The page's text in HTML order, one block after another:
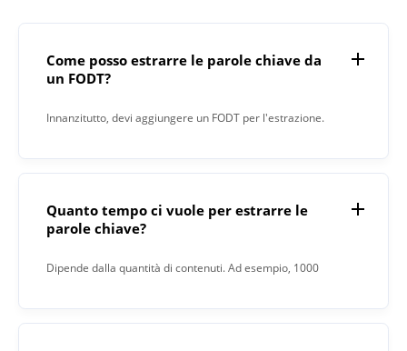
Come posso estrarre le parole chiave da
un FODT?
Innanzitutto, devi aggiungere un FODT per l'estrazione.
Quanto tempo ci vuole per estrarre le
parole chiave?
Dipende dalla quantità di contenuti. Ad esempio, 1000